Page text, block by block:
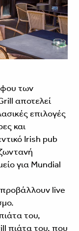
των
αποτελεί
επιλογές
και
Irish pub
για Mundial
live
του,
πιάτα του, που